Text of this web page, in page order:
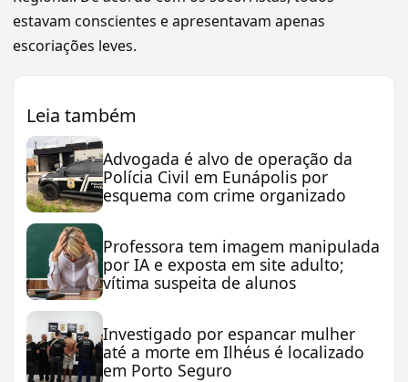
estavam conscientes e apresentavam apenas
escoriações leves.
Leia também
Advogada é alvo de operação da
Polícia Civil em Eunápolis por
esquema com crime organizado
Professora tem imagem manipulada
por IA e exposta em site adulto;
vítima suspeita de alunos
Investigado por espancar mulher
até a morte em Ilhéus é localizado
em Porto Seguro